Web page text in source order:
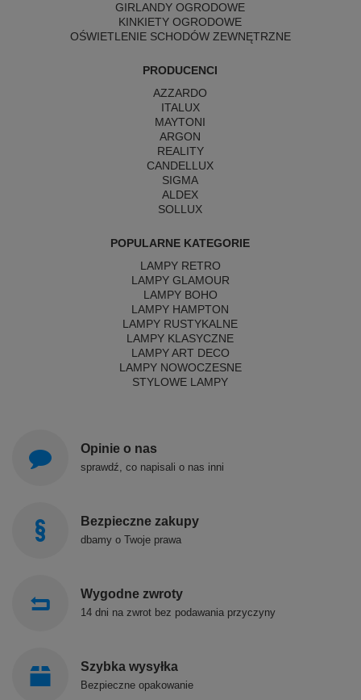
GIRLANDY OGRODOWE
KINKIETY OGRODOWE
OŚWIETLENIE SCHODÓW ZEWNĘTRZNE
PRODUCENCI
AZZARDO
ITALUX
MAYTONI
ARGON
REALITY
CANDELLUX
SIGMA
ALDEX
SOLLUX
POPULARNE KATEGORIE
LAMPY RETRO
LAMPY GLAMOUR
LAMPY BOHO
LAMPY HAMPTON
LAMPY RUSTYKALNE
LAMPY KLASYCZNE
LAMPY ART DECO
LAMPY NOWOCZESNE
STYLOWE LAMPY
Opinie o nas
sprawdź, co napisali o nas inni
Bezpieczne zakupy
dbamy o Twoje prawa
Wygodne zwroty
14 dni na zwrot bez podawania przyczyny
Szybka wysyłka
Bezpieczne opakowanie